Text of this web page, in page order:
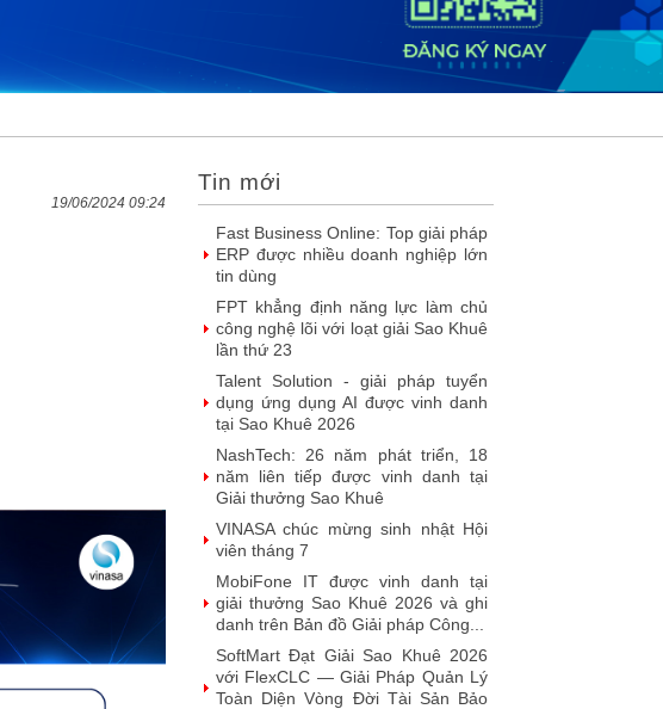
19/06/2024 09:24
Tin mới
SIMAX DataHub – Nền tảng tích
hợp và khai thác dữ liệu thông minh
được đề cử Giải thưởng Sao
Khuê...
tuyến Funix trở thành Hội viên của
VINASA
Fast Business Online: Top giải pháp
ERP được nhiều doanh nghiệp lớn
tin dùng
FPT khẳng định năng lực làm chủ
công nghệ lõi với loạt giải Sao Khuê
lần thứ 23
Talent Solution - giải pháp tuyển
dụng ứng dụng AI được vinh danh
tại Sao Khuê 2026
NashTech: 26 năm phát triển, 18
năm liên tiếp được vinh danh tại
Giải thưởng Sao Khuê
VINASA chúc mừng sinh nhật Hội
viên tháng 7
MobiFone IT được vinh danh tại
giải thưởng Sao Khuê 2026 và ghi
danh trên Bản đồ Giải pháp Công...
SoftMart Đạt Giải Sao Khuê 2026
với FlexCLC — Giải Pháp Quản Lý
Toàn Diện Vòng Đời Tài Sản Bảo